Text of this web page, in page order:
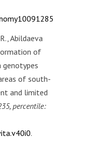
Abildaeva
of
genotypes
of south-
and limited
percentile:
.